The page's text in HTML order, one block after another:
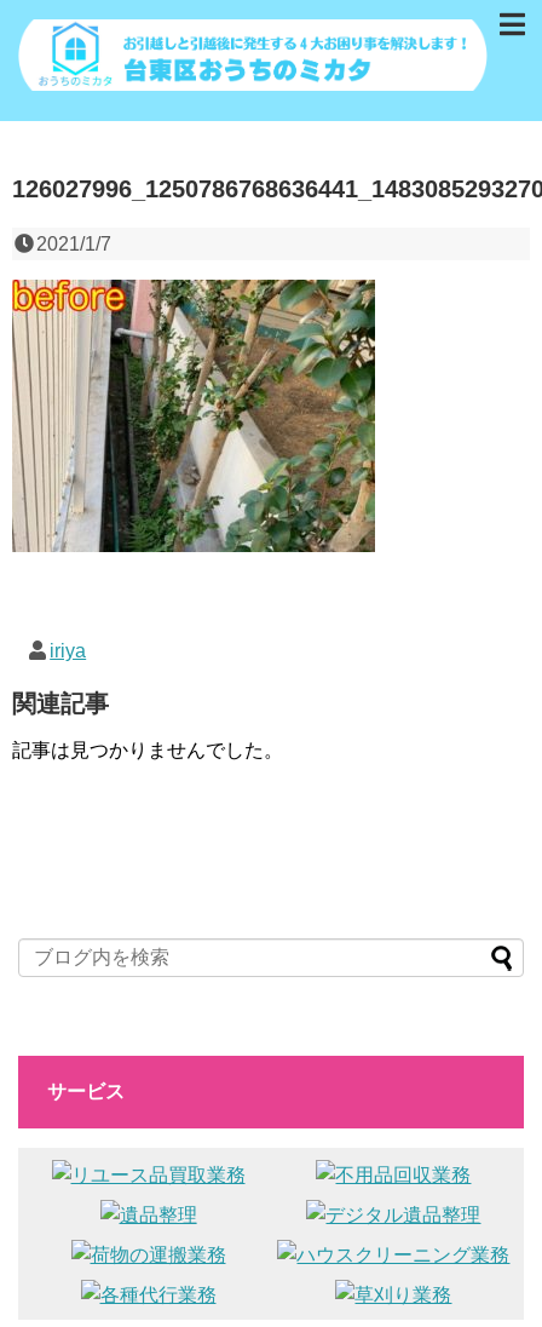
2021/1/7
iriya
関連記事
記事は見つかりませんでした。
サービス